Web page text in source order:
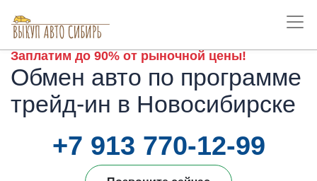
Заплатим до 90% от рыночной цены!
Обмен авто по программе
трейд-ин в Новосибирске
+7 913 770-12-99